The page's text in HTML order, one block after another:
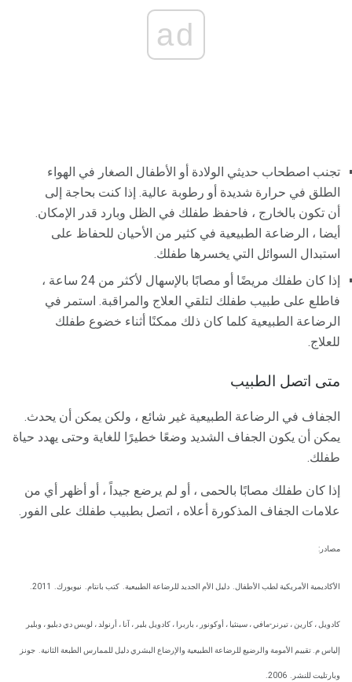
ad
تجنب اصطحاب حديثي الولادة أو الأطفال الصغار في الهواء
الطلق في حرارة شديدة أو رطوبة عالية. إذا كنت بحاجة إلى
أن تكون بالخارج ، فاحفظ طفلك في الظل وبارد قدر الإمكان.
أيضا ، الرضاعة الطبيعية في كثير من الأحيان للحفاظ على
استبدال السوائل التي يخسرها طفلك.
إذا كان طفلك مريضًا أو مصابًا بالإسهال لأكثر من 24 ساعة ،
فاطلع على طبيب طفلك لتلقي العلاج والمراقبة. استمر في
الرضاعة الطبيعية كلما كان ذلك ممكنًا أثناء خضوع طفلك
للعلاج.
متى اتصل الطبيب
الجفاف في الرضاعة الطبيعية غير شائع ، ولكن يمكن أن يحدث.
يمكن أن يكون الجفاف الشديد وضعًا خطيرًا للغاية وحتى يهدد حياة
طفلك.
إذا كان طفلك مصابًا بالحمى ، أو لم يرضع جيداً ، أو أظهر أي من
علامات الجفاف المذكورة أعلاه ، اتصل بطبيب طفلك على الفور.
مصادر:
الأكاديمية الأمريكية لطب الأطفال. دليل الأم الجديد للرضاعة الطبيعية. كتب بانتام. نيويورك. 2011.
كادويل ، كارين ، تيرنر-مافي ، سينثيا ، أوكونور ، باربرا ، كادويل بلير ، آنا ، أرنولد ، لويس دي دبليو ، وبلير
إلياس م. تقييم الأمومة والرضيع للرضاعة الطبيعية والإرضاع البشري دليل للممارس الطبعة الثانية. جونز
وبارتليت للنشر. 2006.